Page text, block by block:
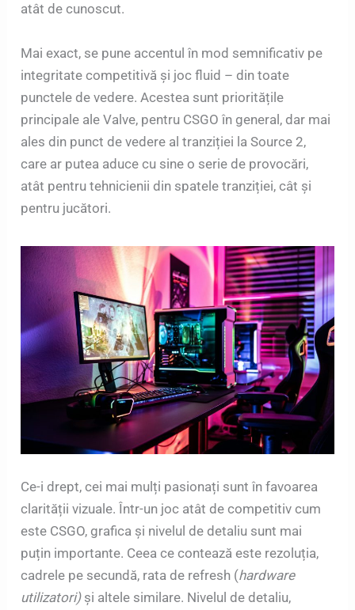
atât de cunoscut.
Mai exact, se pune accentul în mod semnificativ pe
integritate competitivă și joc fluid – din toate
punctele de vedere. Acestea sunt prioritățile
principale ale Valve, pentru CSGO în general, dar mai
ales din punct de vedere al tranziției la Source 2,
care ar putea aduce cu sine o serie de provocări,
atât pentru tehnicienii din spatele tranziției, cât și
pentru jucători.
Ce-i drept, cei mai mulți pasionați sunt în favoarea
clarității vizuale. Într-un joc atât de competitiv cum
este CSGO, grafica și nivelul de detaliu sunt mai
puțin importante. Ceea ce contează este rezoluția,
cadrele pe secundă, rata de refresh (hardware
utilizatori) și altele similare. Nivelul de detaliu,